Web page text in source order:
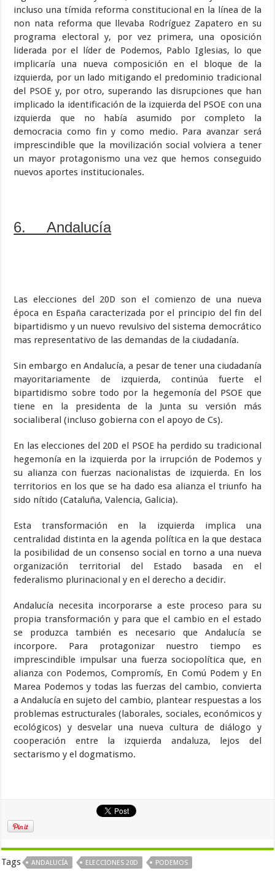
incluso una tímida reforma constitucional en la línea de la
non nata reforma que llevaba Rodríguez Zapatero en su
programa electoral y, por vez primera, una oposición
liderada por el líder de Podemos, Pablo Iglesias, lo que
implicaría una nueva composición en el bloque de la
izquierda, por un lado mitigando el predominio tradicional
del PSOE y, por otro, superando las disrupciones que han
implicado la identificación de la izquierda del PSOE con una
izquierda que no había asumido por completo la
democracia como fin y como medio. Para avanzar será
imprescindible que la movilización social volviera a tener
un mayor protagonismo una vez que hemos conseguido
nuevos aportes institucionales.
6. Andalucía
Las elecciones del 20D son el comienzo de una nueva
época en España caracterizada por el principio del fin del
bipartidismo y un nuevo revulsivo del sistema democrático
mas representativo de las demandas de la ciudadanía.
Sin embargo en Andalucía, a pesar de tener una ciudadanía
mayoritariamente de izquierda, continúa fuerte el
bipartidismo sobre todo por la hegemonía del PSOE que
tiene en la presidenta de la Junta su versión más
socialiberal (incluso gobierna con el apoyo de Cs).
En las elecciones del 20D el PSOE ha perdido su tradicional
hegemonía en la izquierda por la irrupción de Podemos y
su alianza con fuerzas nacionalistas de izquierda. En los
territorios en los que se ha dado esa alianza el triunfo ha
sido nítido (Cataluña, Valencia, Galicia).
Esta transformación en la izquierda implica una
centralidad distinta en la agenda política en la que destaca
la posibilidad de un consenso social en torno a una nueva
organización territorial del Estado basada en el
federalismo plurinacional y en el derecho a decidir.
Andalucía necesita incorporarse a este proceso para su
propia transformación y para que el cambio en el estado
se produzca también es necesario que Andalucía se
incorpore. Para protagonizar nuestro tiempo es
imprescindible impulsar una fuerza sociopolítica que, en
alianza con Podemos, Compromís, En Comú Podem y En
Marea Podemos y todas las fuerzas del cambio, convierta
a Andalucía en sujeto del cambio, plantear respuestas a los
problemas estructurales (laborales, sociales, económicos y
ecológicos) y desvelar una nueva cultura de diálogo y
cooperación entre la izquierda andaluza, lejos del
sectarismo y el dogmatismo.
Tags ANDALUCÍA ELECCIONES 20D PODEMOS